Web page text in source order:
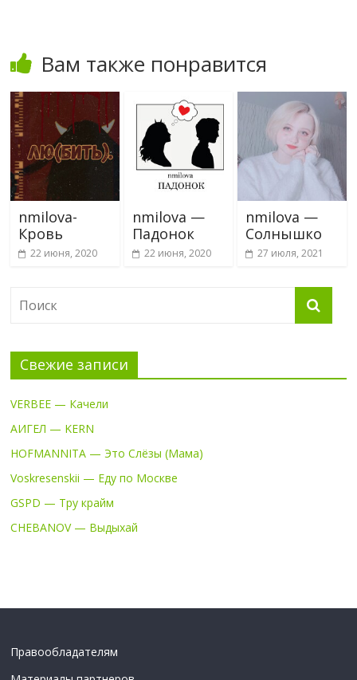
Вам также понравится
nmilova-
Кровь
22 июня, 2020
nmilova —
Падонок
22 июня, 2020
nmilova —
Солнышко
27 июля, 2021
Свежие записи
VERBEE — Качели
АИГЕЛ — KERN
HOFMANNITA — Это Слёзы (Мама)
Voskresenskii — Еду по Москве
GSPD — Тру крайм
CHEBANOV — Выдыхай
Правообладателям